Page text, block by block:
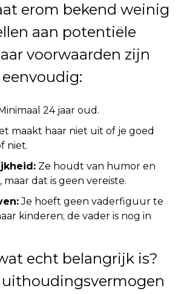
erom bekend weinig
aan potentiële
voorwaarden zijn
24 jaar oud.
maakt haar niet uit of je goed
niet.
Ze houdt van humor en
maar dat is geen vereiste.
Je hoeft geen vaderfiguur te
kinderen; de vader is nog in
echt belangrijk is?
uithoudingsvermogen